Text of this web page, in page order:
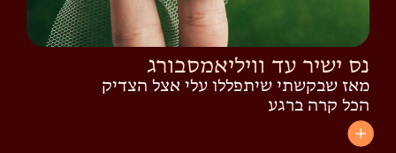
נס ישיר עד וויליאמסבורג
מאז שבקשתי שיתפללו עלי אצל הצדיק
הכל קרה ברגע